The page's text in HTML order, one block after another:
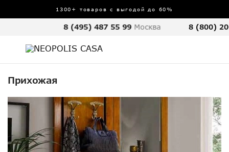
1300+ товаров с выгодой до 60%
8 (495) 487 55 99 Москва 8 (800)
Прихожая